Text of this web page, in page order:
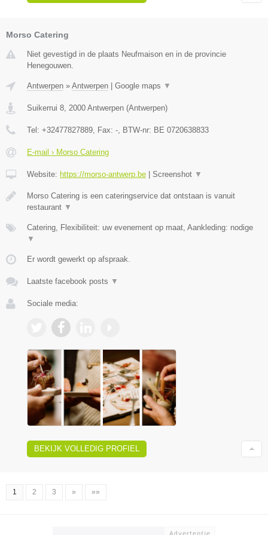
Morso Catering
Niet gevestigd in de plaats Neufmaison en in de provincie
Henegouwen.
Antwerpen » Antwerpen Google maps ▼
Suikerrui 8, 2000 Antwerpen (Antwerpen)
Tel: +32477827889, Fax: -, BTW-nr: BE 0720638833
E-mail › Morso Catering
Website: https://morso-antwerp.be Screenshot ▼
Morso Catering is een cateringservice dat ontstaan is vanuit
restaurant ▼
Catering, Flexibiliteit: uw evenement op maat, Aankleding: nodige
▼
Er wordt gewerkt op afspraak.
Laatste facebook posts ▼
Sociale media:
BEKIJK VOLLEDIG PROFIEL
1 2 3 » »»